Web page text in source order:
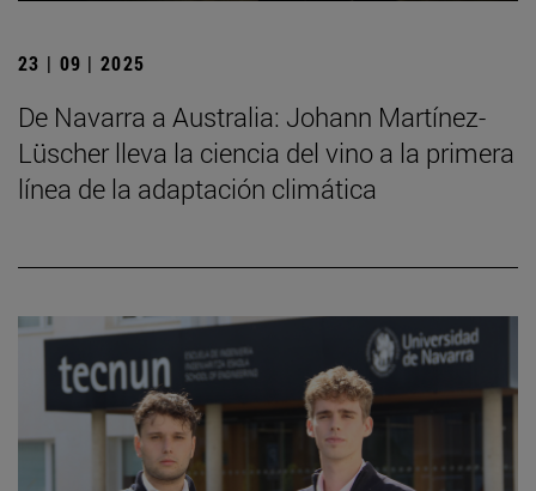
23 | 09 | 2025
De Navarra a Australia: Johann Martínez-
Lüscher lleva la ciencia del vino a la primera
línea de la adaptación climática